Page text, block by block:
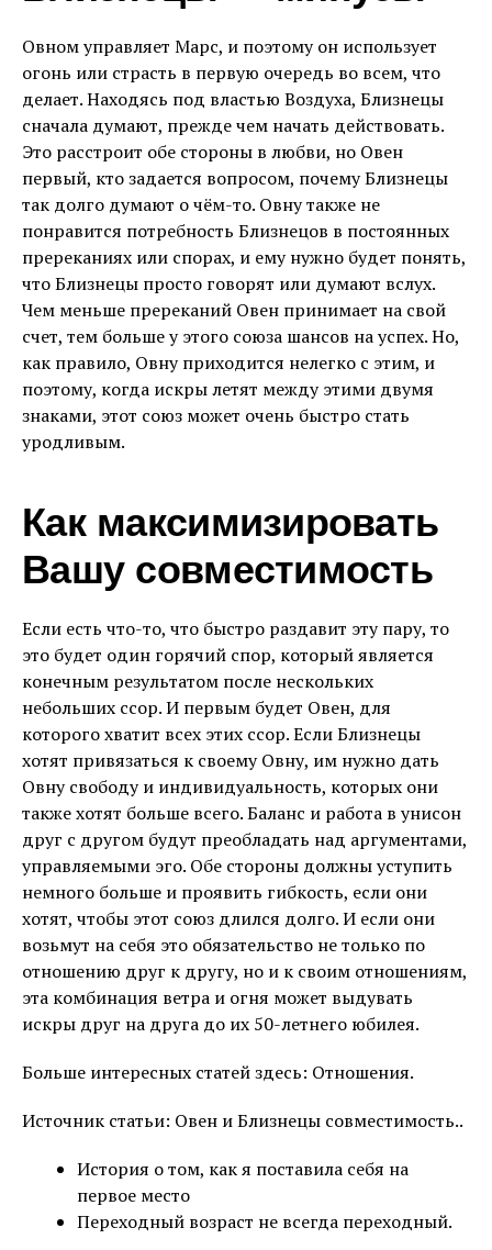
Овном управляет Марс, и поэтому он использует
огонь или страсть в первую очередь во всем, что
делает. Находясь под властью Воздуха, Близнецы
сначала думают, прежде чем начать действовать.
Это расстроит обе стороны в любви, но Овен
первый, кто задается вопросом, почему Близнецы
так долго думают о чём-то. Овну также не
понравится потребность Близнецов в постоянных
пререканиях или спорах, и ему нужно будет понять,
что Близнецы просто говорят или думают вслух.
Чем меньше пререканий Овен принимает на свой
счет, тем больше у этого союза шансов на успех. Но,
как правило, Овну приходится нелегко с этим, и
поэтому, когда искры летят между этими двумя
знаками, этот союз может очень быстро стать
уродливым.
Как максимизировать
Вашу совместимость
Если есть что-то, что быстро раздавит эту пару, то
это будет один горячий спор, который является
конечным результатом после нескольких
небольших ссор. И первым будет Овен, для
которого хватит всех этих ссор. Если Близнецы
хотят привязаться к своему Овну, им нужно дать
Овну свободу и индивидуальность, которых они
также хотят больше всего. Баланс и работа в унисон
друг с другом будут преобладать над аргументами,
управляемыми эго. Обе стороны должны уступить
немного больше и проявить гибкость, если они
хотят, чтобы этот союз длился долго. И если они
возьмут на себя это обязательство не только по
отношению друг к другу, но и к своим отношениям,
эта комбинация ветра и огня может выдувать
искры друг на друга до их 50-летнего юбилея.
Больше интересных статей здесь: Отношения.
Источник статьи: Овен и Близнецы совместимость..
История о том, как я поставила себя на
первое место
Переходный возраст не всегда переходный.